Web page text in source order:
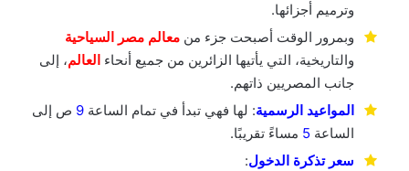
وترميم أجزائها.
وبمرور الوقت أصبحت جزء من معالم مصر السياحية
والتاريخية، التي يأتيها الزائرين من جميع أنحاء العالم، إلى
جانب المصريين ذاتهم.
المواعيد الرسمية: لها فهي تبدأ في تمام الساعة 9 ص إلى
الساعة 5 مساءً تقريبًا.
سعر تذكرة الدخول: